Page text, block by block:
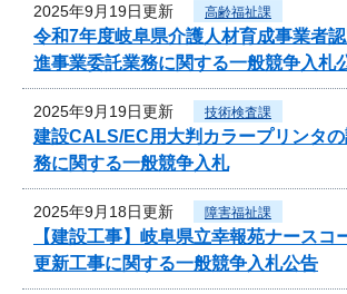
2025年9月19日更新 高齢福祉課
令和7年度岐阜県介護人材育成事業者
進事業委託業務に関する一般競争入札
2025年9月19日更新 技術検査課
建設CALS/EC用大判カラープリンタ
務に関する一般競争入札
2025年9月18日更新 障害福祉課
【建設工事】岐阜県立幸報苑ナースコ
更新工事に関する一般競争入札公告